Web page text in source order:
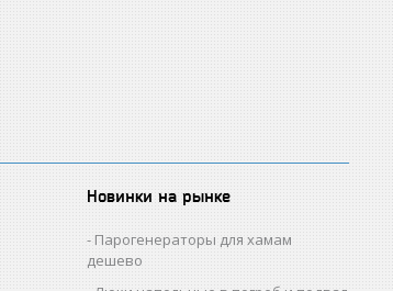
Новинки на рынке
Парогенераторы для хамам
дешево